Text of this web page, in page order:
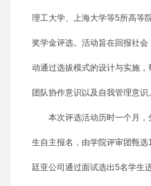
理工大学、上海大学等5所高等
奖学金评选。活动旨在回报社
动通过选拔模式的设计与实施，
团队协作意识以及自我管理意识
本次评选活动历时一个月，
生自主报名，由学院评审团甄
廷亚公司通过面试选出5名学生